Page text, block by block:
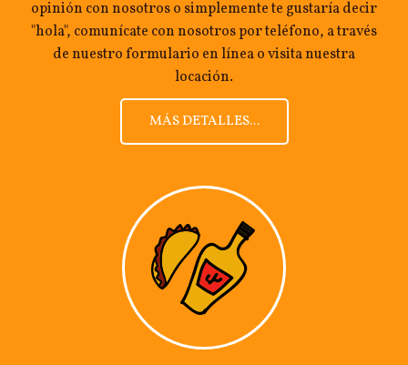
opinión con nosotros o simplemente te gustaría decir
"hola", comunícate con nosotros por teléfono, a través
de nuestro formulario en línea o visita nuestra
locación.
MÁS DETALLES...